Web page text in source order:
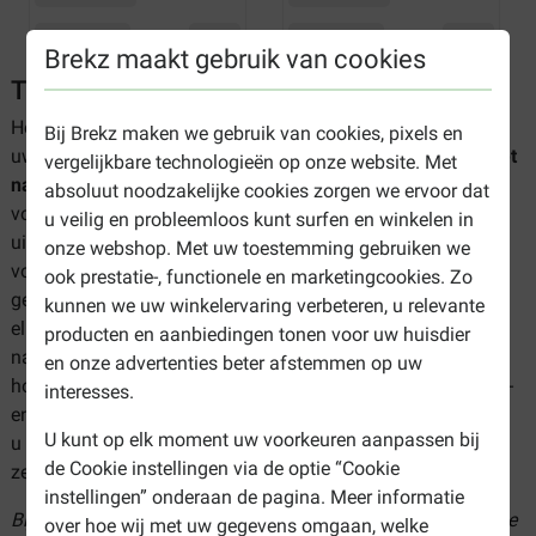
Brekz maakt gebruik van cookies
Bij Brekz maken we gebruik van cookies, pixels en
vergelijkbare technologieën op onze website. Met
absoluut noodzakelijke cookies zorgen we ervoor dat
u veilig en probleemloos kunt surfen en winkelen in
onze webshop. Met uw toestemming gebruiken we
ook prestatie-, functionele en marketingcookies. Zo
kunnen we uw winkelervaring verbeteren, u relevante
producten en aanbiedingen tonen voor uw huisdier
en onze advertenties beter afstemmen op uw
interesses.
U kunt op elk moment uw voorkeuren aanpassen bij
de Cookie instellingen via de optie “Cookie
instellingen” onderaan de pagina. Meer informatie
over hoe wij met uw gegevens omgaan, welke
Trovet natvoer kat
Heeft uw dierenarts u een dieetvoeding geadviseerd omdat
uw kat kampt met bepaalde gezondheidsproblemen?
Trovet
natvoer katbestaat uit compleet premium dieetvoer
voor katten met bepaalde aandoeningen. Zo heeft u keuze
uit verschillende hypoallergene voedingen voor katten met
voedselovergevoeligheden. Er zijn diverse varianten die
geschikt zijn om te gebruiken als onderdeel van een
eliminatiedieet. De voedingen van Trovet zijn ontwikkeld in
nauwe samenwerking met dierenartsen en bevatten
hoogwaardige ingrediënten zonder kunstmatige geur-, kleur-
en smaakstoffen. Het is van groot belang dat
u uw dierenarts eerst een diagnose laat stellen, zodat u
zeker weet dat u een geschikt product aan uw kat geeft.
Bij Brekz kunt u het beste dieetvoer snel en eenvoudig online